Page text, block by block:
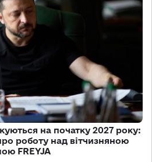
на початку 2027 року:
роботу над вітчизняною
FREYJA